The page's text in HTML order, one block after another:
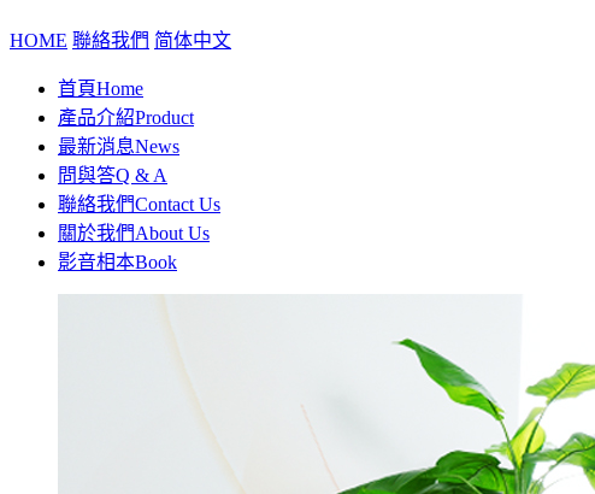
HOME 聯絡我們 简体中文
首頁Home
產品介紹Product
最新消息News
問與答Q & A
聯絡我們Contact Us
關於我們About Us
影音相本Book